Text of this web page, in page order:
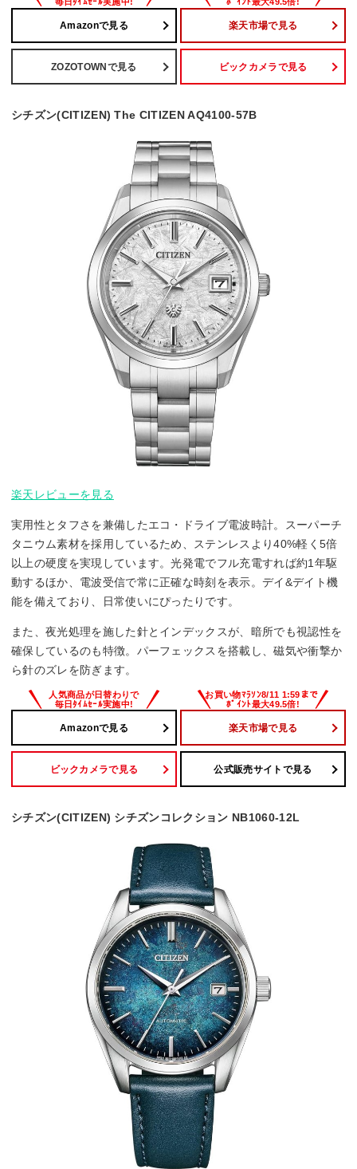
Amazonで見る 楽天市場で見る
ZOZOTOWNで見る ビックカメラで見る
シチズン(CITIZEN) The CITIZEN AQ4100-57B
楽天レビューを見る
実用性とタフさを兼備したエコ・ドライブ電波時計。スーパーチ
タニウム素材を採用しているため、ステンレスより40%軽く5倍
以上の硬度を実現しています。光発電でフル充電すれば約1年駆
動するほか、電波受信で常に正確な時刻を表示。デイ&デイト機
能を備えており、日常使いにぴったりです。
また、夜光処理を施した針とインデックスが、暗所でも視認性を
確保しているのも特徴。パーフェックスを搭載し、磁気や衝撃か
ら針のズレを防ぎます。
Amazonで見る 楽天市場で見る
ビックカメラで見る 公式販売サイトで見る
シチズン(CITIZEN) シチズンコレクション NB1060-12L